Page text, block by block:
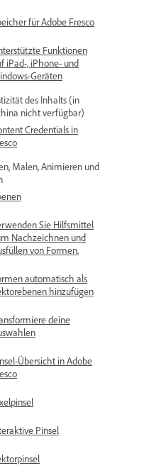
für Adobe Fresco
Funktionen
iPad-, iPhone- und
Geräten
des Inhalts (in
nicht verfügbar)
Credentials in
Malen, Animieren und
Sie Hilfsmittel
Nachzeichnen und
von Formen.
automatisch als
hinzufügen
deine
Übersicht in Adobe
Pinsel